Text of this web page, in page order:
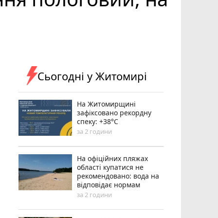
Сьогодні у Житомирі
Н️а Житомирщині
зафіксовано рекордну
спеку: +38°C
за 2 години
На офіційних пляжах
області купатися не
рекомендовано: вода на
відповідає нормам
за 2 години